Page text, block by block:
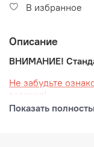
В избранное
Описание
ВНИМАНИЕ!
Не забудьте
товаров!
Показать